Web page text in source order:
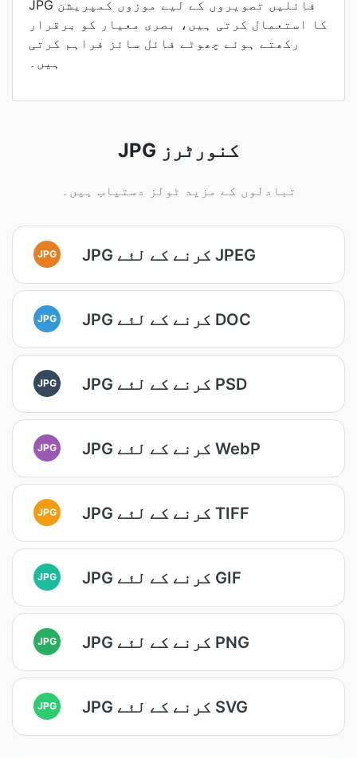
JPG فائلیں تصویروں کے لیے موزوں کمپریشن
کا استعمال کرتی ہیں، بصری معیار کو برقرار
رکھتے ہوئے چھوٹے فائل سائز فراہم کرتی
ہیں۔
JPG کنورٹرز
تبادلوں کے مزید ٹولز دستیاب ہیں۔
JPG JPG کرنے کے لئے JPEG
JPG JPG کرنے کے لئے DOC
JPG JPG کرنے کے لئے PSD
JPG JPG کرنے کے لئے WebP
JPG JPG کرنے کے لئے TIFF
JPG JPG کرنے کے لئے GIF
JPG JPG کرنے کے لئے PNG
JPG JPG کرنے کے لئے SVG